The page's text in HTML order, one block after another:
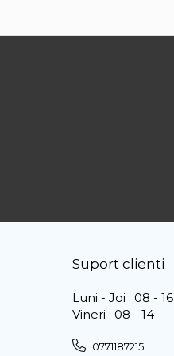
Suport clienti
Luni - Joi : 08 - 16
Vineri : 08 - 14
0771187215